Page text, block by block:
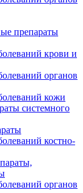
препараты
крови и
органов
кожи
системного
костно-
органов